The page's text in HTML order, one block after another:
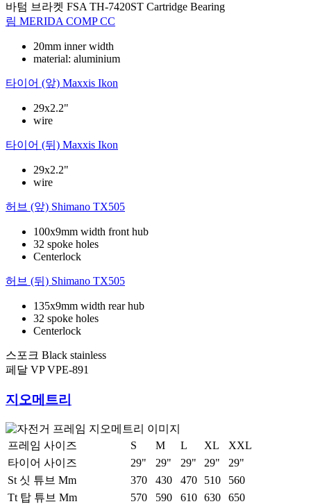
바텀 브라켓 FSA TH-7420ST Cartridge Bearing
림 MERIDA COMP CC
20mm inner width
material: aluminium
타이어 (앞) Maxxis Ikon
29x2.2"
wire
타이어 (뒤) Maxxis Ikon
29x2.2"
wire
허브 (앞) Shimano TX505
100x9mm width front hub
32 spoke holes
Centerlock
허브 (뒤) Shimano TX505
135x9mm width rear hub
32 spoke holes
Centerlock
스포크 Black stainless
페달 VP VPE-891
지오메트리
프레임 사이즈 S M L XL
XXL
타이어 사이즈
29" 29" 29" 29"
29"
St 싯 튜브 Mm
370 430 470 510
560
Tt 탑 튜브 Mm
570 590 610 630
650